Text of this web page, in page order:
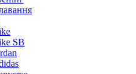
SB